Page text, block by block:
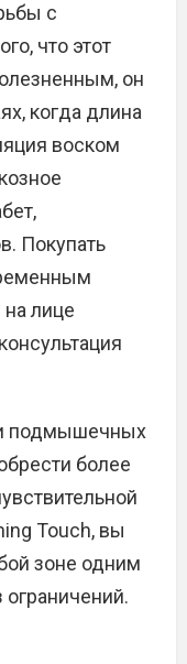
с
что этот
он
когда длина
воском
Покупать
лице
подмышечных
более
Touch, вы
зоне одним